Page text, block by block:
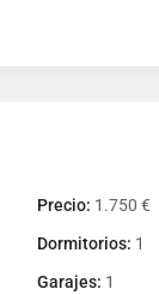
Precio: 1.750 €
Dormitorios: 1
Garajes: 1